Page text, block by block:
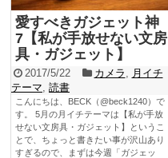
愛すべきガジェット神
7【私が手放せない文房
具・ガジェット】
2017/5/22 カメラ
月イチ
テーマ 読書
こんにちは、BECK（@beck1240）で
す。 5月の月イチテーマは【私が手放
せない文房具・ガジェット】というこ
とで、ちょっと書きたい事が沢山あり
すぎるので、まずは今週「ガジェッ